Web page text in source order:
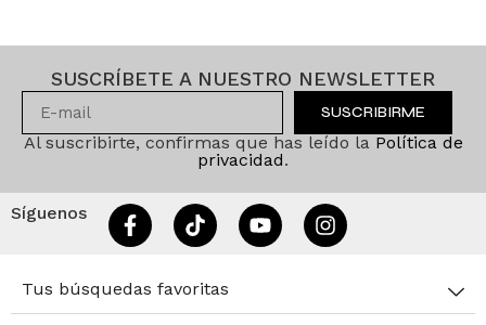
SUSCRÍBETE A NUESTRO NEWSLETTER
SUSCRIBIRME
Al suscribirte, confirmas que has leído la Política de
privacidad.
Síguenos
Tus búsquedas favoritas